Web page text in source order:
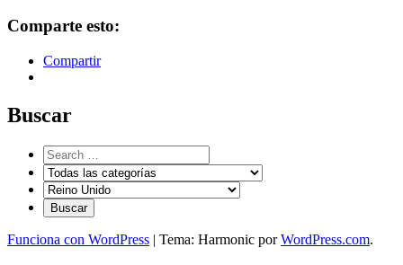
Comparte esto:
Compartir
Buscar
Funciona con WordPress | Tema: Harmonic porWordPress.com.